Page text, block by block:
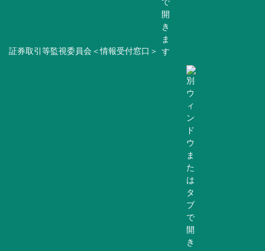
証券取引等監視委員会＜情報受付窓口＞